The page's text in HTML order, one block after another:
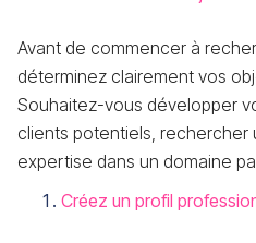
Avant de commencer à
déterminez clairement vos
Souhaitez-vous développer
clients potentiels, rechercher
expertise dans un domaine
Créez un profil